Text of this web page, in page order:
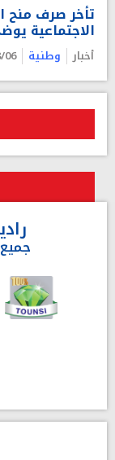
تأخر صرف منح
الاجتماعية
أخبار وطنية